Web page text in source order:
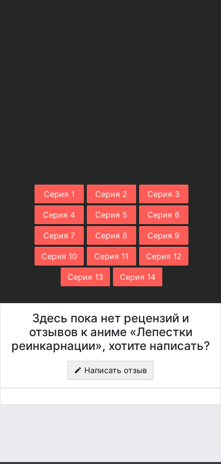
Серия 1 Серия 2 Серия 3
Серия 4 Серия 5 Серия 6
Серия 7 Серия 8 Серия 9
Серия 10 Серия 11 Серия 12
Серия 13 Серия 14
Здесь пока нет рецензий и
отзывов к аниме «Лепестки
реинкарнации», хотите написать?
Написать отзыв